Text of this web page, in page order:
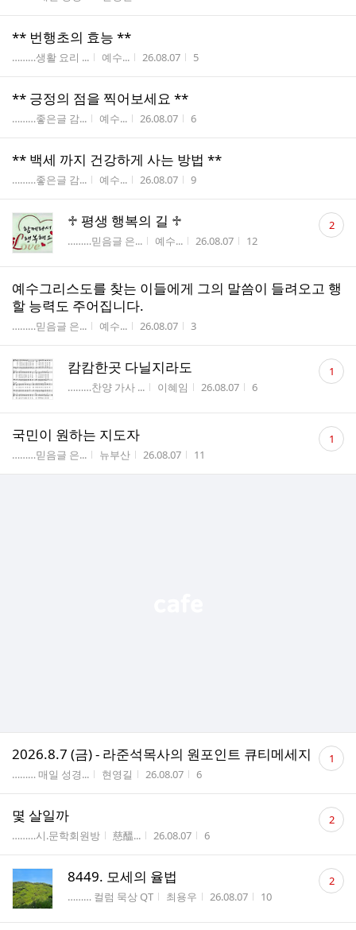
** 번행초의 효능 **
게시판명
………생활 요리 ... 작성자
예수... 작성시간
26.08.07 조회수
5
** 긍정의 점을 찍어보세요 **
게시판명
………좋은글 감... 작성자
예수... 작성시간
26.08.07 조회수
6
** 백세 까지 건강하게 사는 방법 **
게시판명
………좋은글 감... 작성자
예수... 작성시간
26.08.07 조회수
9
♱ 평생 행복의 길 ♱
게시판명
………믿음글 은... 작성자
예수... 작성시간
26.08.07 조회수
12
댓
글 2
예수그리스도를 찾는 이들에게 그의 말씀이 들려오고 행
할 능력도 주어집니다.
게시판명
………믿음글 은... 작성자
예수... 작성시간
26.08.07 조회수
3
캄캄한곳 다닐지라도
게시판명
………찬양 가사 ... 작성자
이혜임 작성시간
26.08.07 조회수
6
댓
글 1
국민이 원하는 지도자
게시판명
………믿음글 은... 작성자
뉴부산 작성시간
26.08.07 조회수
11
댓
글 1
2026.8.7 (금) - 라준석목사의 원포인트 큐티메세지
게시판명
……… 매일 성경... 작성자
현영길 작성시간
26.08.07 조회수
6
댓
글 1
몇 살일까
게시판명
………시.문학회원방 작성자
慈醞... 작성시간
26.08.07 조회수
6
댓
글 2
8449. 모세의 율법
게시판명
……… 컬럼 묵상 QT 작성자
최용우 작성시간
26.08.07 조회수
10
댓
글 2